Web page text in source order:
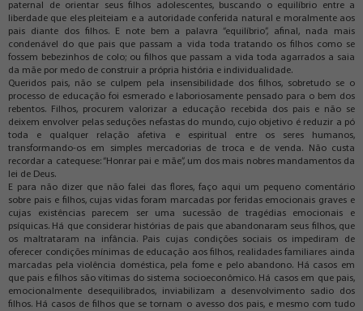
paternal de orientar seus filhos adolescentes, buscando o equilíbrio entre a
liberdade que eles pleiteiam e a autoridade conferida natural e moralmente aos
pais diante dos filhos. E note bem a palavra “equilíbrio”, afinal, nada mais
condenável do que pais que passam a vida toda tratando os filhos como se
fossem bebezinhos de colo; ou filhos que passam a vida toda agarrados a saia
da mãe por medo de construir a própria história e individualidade.
Queridos pais, não se culpem pela insensibilidade dos filhos, sobretudo se o
processo de educação foi esmerado e laboriosamente pensado para o bem dos
rebentos. Filhos, procurem valorizar a educação recebida dos pais e não se
deixem envolver pelas seduções nefastas do mundo, cujo objetivo é reduzir a pó
toda e qualquer relação afetiva e espiritual entre os seres humanos,
transformando-os em simples mercadorias de troca e de venda. Não custa
recordar a catequese: “Honrar pai e mãe”, um dos mais nobres mandamentos da
lei de Deus.
E para não dizer que não falei das flores, faço aqui um pequeno comentário
sobre pais e filhos, cujas vidas foram marcadas por feridas emocionais graves e
cujas existências parecem ser uma sucessão de tragédias emocionais e
psíquicas. Há que considerar histórias de pais que abandonaram seus filhos, que
os maltrataram na infância. Pais cujas condições sociais os impediram de
oferecer condições mínimas de educação aos filhos, realidades familiares ainda
marcadas pela violência doméstica, pela fome e pelo abandono. Há casos em
que pais e filhos são vítimas do sistema socioeconômico. Há casos em que pais,
emocionalmente desequilibrados, inviabilizam a desenvolvimento sadio dos
filhos. Há casos de filhos que se tornam o avesso dos pais, e mesmo com tudo